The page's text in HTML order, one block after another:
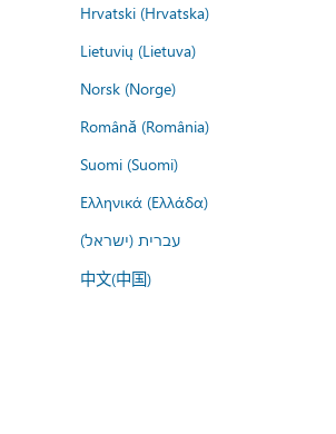
Hrvatski (Hrvatska)
Lietuvių (Lietuva)
Norsk (Norge)
Română (România)
Suomi (Suomi)
Ελληνικά (Ελλάδα)
עברית (ישראל)
中文(中国)